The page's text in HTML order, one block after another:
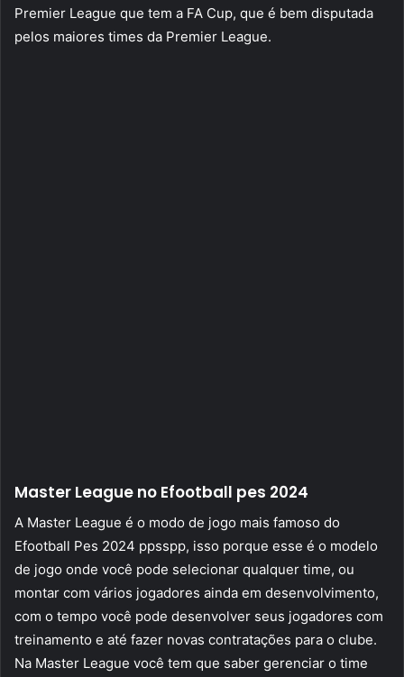
Premier League que tem a FA Cup, que é bem disputada
pelos maiores times da Premier League.
Master League no Efootball pes 2024
A Master League é o modo de jogo mais famoso do
Efootball Pes 2024 ppsspp, isso porque esse é o modelo
de jogo onde você pode selecionar qualquer time, ou
montar com vários jogadores ainda em desenvolvimento,
com o tempo você pode desenvolver seus jogadores com
treinamento e até fazer novas contratações para o clube.
Na Master League você tem que saber gerenciar o time